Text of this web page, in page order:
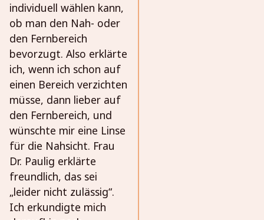
individuell wählen kann,
ob man den Nah- oder
den Fernbereich
bevorzugt. Also erklärte
ich, wenn ich schon auf
einen Bereich verzichten
müsse, dann lieber auf
den Fernbereich, und
wünschte mir eine Linse
für die Nahsicht. Frau
Dr. Paulig erklärte
freundlich, das sei
„leider nicht zulässig“.
Ich erkundigte mich